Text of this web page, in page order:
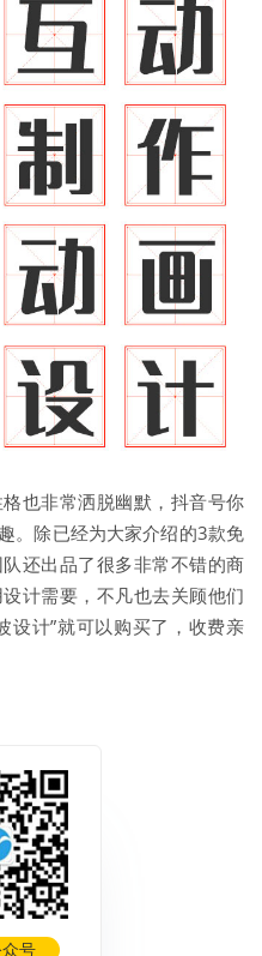
也非常洒脱幽默，抖音号你
。除已经为大家介绍的3款免
还出品了很多非常不错的商
计需要，不凡也去关顾他们
设计”就可以购买了，收费亲
号